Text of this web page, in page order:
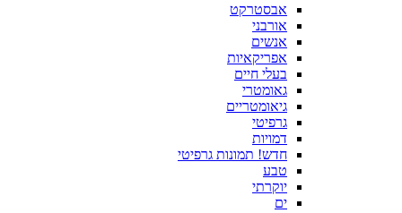
אבסטרקט
אורבני
אנשים
אפריקאיות
בעלי חיים
גאומטרי
גיאומטריים
גרפיטי
דמויות
חדש! תמונות גרפיטי
טבע
יוקרתי
ים